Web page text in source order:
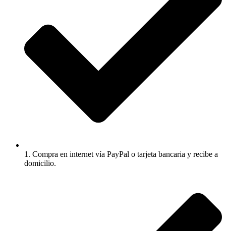
1. Compra en internet vía PayPal o tarjeta bancaria y recibe a
domicilio.